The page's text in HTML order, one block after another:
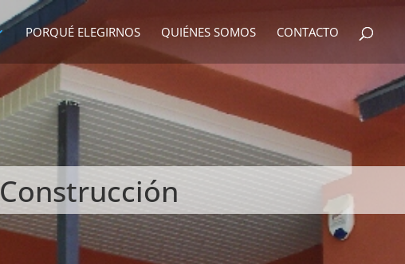
PORQUÉ ELEGIRNOS QUIÉNES SOMOS CONTACTO
Construcción